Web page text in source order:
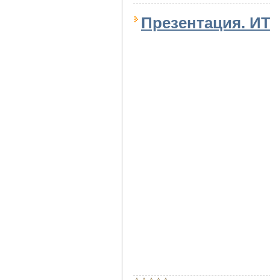
Презентация.